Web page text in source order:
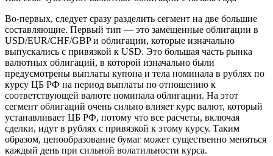
Во-первых, следует сразу разделить сегмент на две большие
составляющие. Первый тип — это замещенные облигации в
USD/EUR/CHF/GBP и облигации, которые изначально
выпускались с привязкой к USD. Это большая часть рынка
валютных облигаций, в которой изначально были
предусмотрены выплаты купона и тела номинала в рублях по
курсу ЦБ РФ на период выплаты по отношению к
соответствующей валюте номинала облигации. На этот
сегмент облигаций очень сильно влияет курс валют, который
устанавливает ЦБ РФ, потому что все расчеты, включая
сделки, идут в рублях с привязкой к этому курсу. Таким
образом, ценообразование бумаг может существенно меняться
каждый день при сильной волатильности курса.